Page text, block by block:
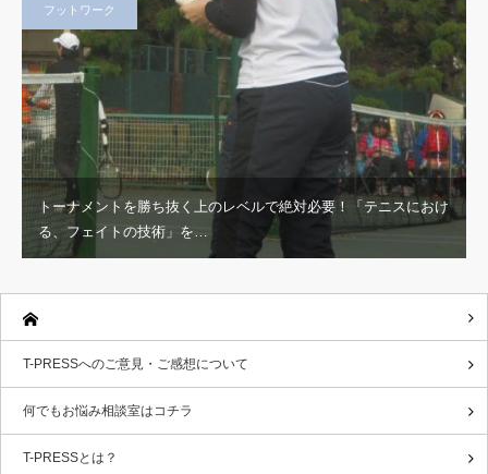
フットワーク
トーナメントを勝ち抜く上のレベルで絶対必要！「テニスにおけ
る、フェイトの技術」を…
T-PRESSへのご意見・ご感想について
何でもお悩み相談室はコチラ
T-PRESSとは？